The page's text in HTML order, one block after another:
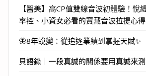
【醫美】高CP值雙線音波初體驗！悅
率控、小資女必看的寶藏音波拉提心得
🦋8年蛻變：從追逐業績到掌握天賦✨
貝語錄｜一段真誠的關係要用真誠來